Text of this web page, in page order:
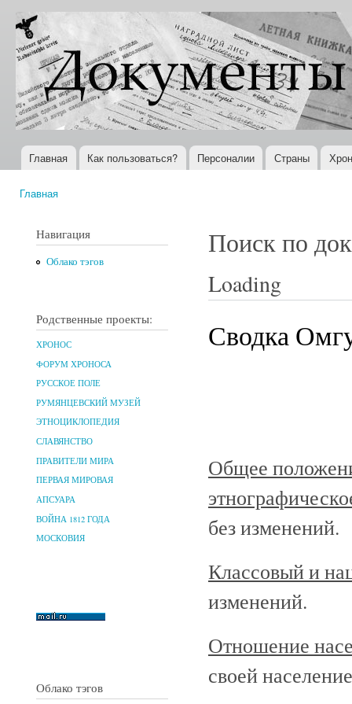
Документы
XX века
Всемирная
история в
Интернете
Главное меню
Главная Как пользоваться? Персоналии Страны
Главная
Навигация
Облако тэгов
Родственные проекты:
ХРОНОС
ФОРУМ ХРОНОСА
РУССКОЕ ПОЛЕ
РУМЯНЦЕВСКИЙ МУЗЕЙ
ЭТНОЦИКЛОПЕДИЯ
СЛАВЯНСТВО
ПРАВИТЕЛИ МИРА
ПЕРВАЯ МИРОВАЯ
АПСУАРА
ВОЙНА 1812 ГОДА
МОСКОВИЯ
Облако тэгов
Поиск по
Loading
Сводка
Общее
без изменений.
Классовый и
изменений.
Отношение
своей